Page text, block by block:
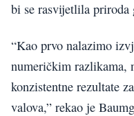
bi se rasvijetlila priroda
“Kao prvo nalazimo
numeričkim razlikama,
konzistentne rezultate
valova,” rekao je